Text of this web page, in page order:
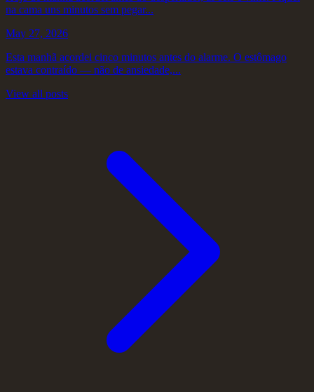
na cama uns minutos sem pegar...
May 27, 2026
Esta manhã acordei cinco minutos antes do alarme. O estômago
estava contraído — não de ansiedade,...
View all posts